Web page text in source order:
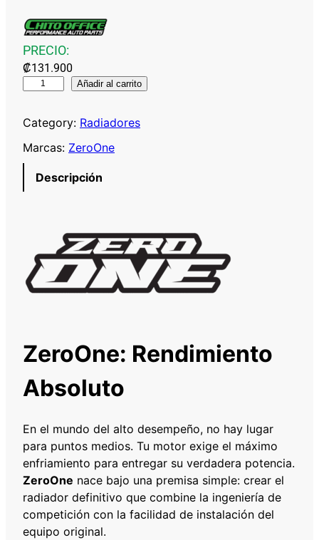
PRECIO:
₡131.900
R
O
A
D
O
D
C
I
V
I
C
8
8
Añadir al carrito
Category: Radiadores
Marcas: ZeroOne
Descripción
ZeroOne: Rendimiento
Absoluto
En el mundo del alto desempeño, no hay lugar
para puntos medios. Tu motor exige el máximo
enfriamiento para entregar su verdadera potencia.
ZeroOne nace bajo una premisa simple: crear el
radiador definitivo que combine la ingeniería de
competición con la facilidad de instalación del
equipo original.